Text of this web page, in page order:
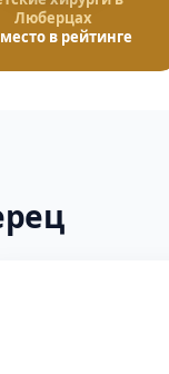
Люберцах
в рейтинге